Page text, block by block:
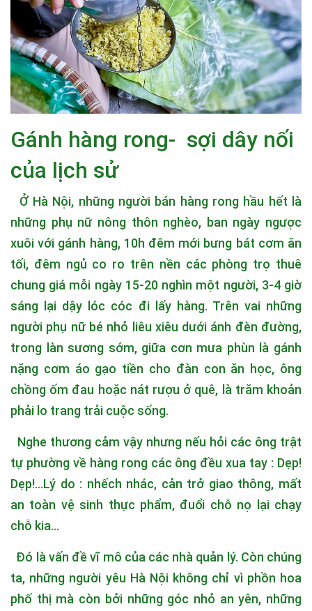
Gánh hàng rong- sợi dây nối
của lịch sử
Ở Hà Nội, những người bán hàng rong hầu hết là
những phụ nữ nông thôn nghèo, ban ngày ngược
xuôi với gánh hàng, 10h đêm mới bưng bát cơm ăn
tối, đêm ngủ co ro trên nền các phòng trọ thuê
chung giá mỗi ngày 15-20 nghìn một người, 3-4 giờ
sáng lại dậy lóc cóc đi lấy hàng. Trên vai những
người phụ nữ bé nhỏ liêu xiêu dưới ánh đèn đường,
trong làn sương sớm, giữa cơn mưa phùn là gánh
nặng cơm áo gạo tiền cho đàn con ăn học, ông
chồng ốm đau hoặc nát rượu ở quê, là trăm khoản
phải lo trang trải cuộc sống.
Nghe thương cảm vậy nhưng nếu hỏi các ông trật
tự phường về hàng rong các ông đều xua tay : Dẹp!
Dẹp!...Lý do : nhếch nhác, cản trở giao thông, mất
an toàn vệ sinh thực phẩm, đuổi chỗ nọ lại chạy
chỗ kia...
Đó là vấn đề vĩ mô của các nhà quản lý. Còn chúng
ta, những người yêu Hà Nội không chỉ vì phồn hoa
phố thị mà còn bởi những góc nhỏ an yên, những